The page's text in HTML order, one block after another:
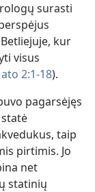
surasti
kur
visus
2:1-18).
pagarsėjęs
taip
pirtimis. Jo
net
statinių